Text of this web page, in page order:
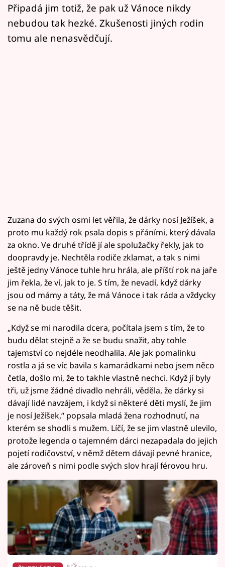
Sledujte nás
Připadá jim totiž, že pak už Vánoce nikdy
nebudou tak hezké. Zkušenosti jiných rodin
tomu ale nenasvědčují.
Zuzana do svých osmi let věřila, že dárky nosí Ježíšek, a
proto mu každý rok psala dopis s přáními, který dávala
za okno. Ve druhé třídě jí ale spolužačky řekly, jak to
doopravdy je. Nechtěla rodiče zklamat, a tak s nimi
ještě jedny Vánoce tuhle hru hrála, ale příští rok na jaře
jim řekla, že ví, jak to je. S tím, že nevadí, když dárky
jsou od mámy a táty, že má Vánoce i tak ráda a vždycky
se na ně bude těšit.
„Když se mi narodila dcera, počítala jsem s tím, že to
budu dělat stejně a že se budu snažit, aby tohle
tajemství co nejdéle neodhalila. Ale jak pomalinku
rostla a já se víc bavila s kamarádkami nebo jsem něco
četla, došlo mi, že to takhle vlastně nechci. Když jí byly
tři, už jsme žádné divadlo nehráli, věděla, že dárky si
dávají lidé navzájem, i když si některé děti myslí, že jim
je nosí Ježíšek,“ popsala mladá žena rozhodnutí, na
kterém se shodli s mužem. Líčí, že se jim vlastně ulevilo,
protože legenda o tajemném dárci nezapadala do jejich
pojetí rodičovství, v němž dětem dávají pevné hranice,
ale zároveň s nimi podle svých slov hrají férovou hru.